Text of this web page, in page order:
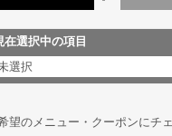
在選択中の項目
選択
望のメニュー・クーポンにチ